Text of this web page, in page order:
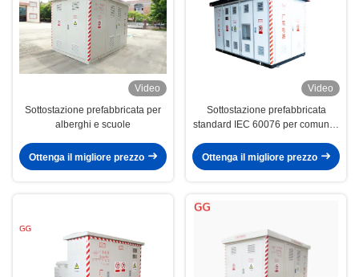
Video
Sottostazione prefabbricata per
alberghi e scuole
Ottenga il migliore prezzo
Video
Sottostazione prefabbricata
standard IEC 60076 per comunità
Ottenga il migliore prezzo